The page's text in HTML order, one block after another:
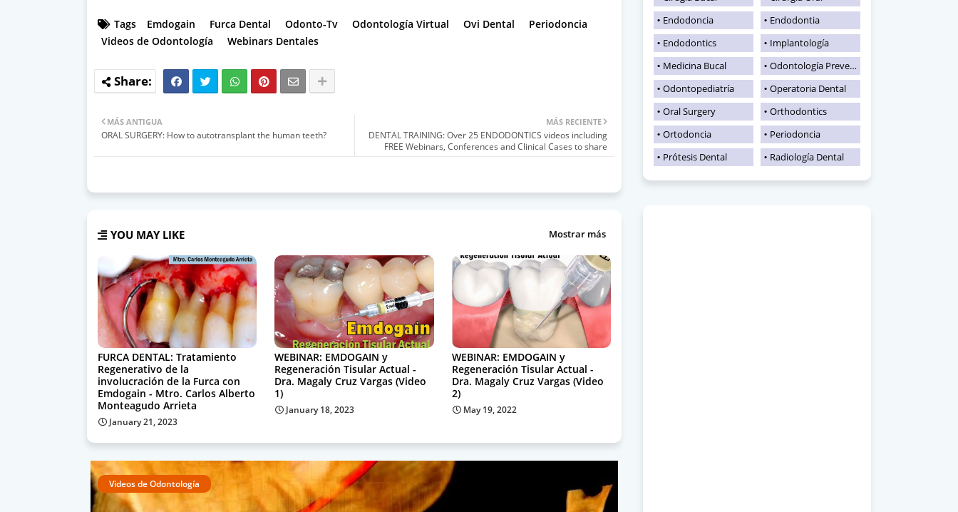
Tags Emdogain Furca Dental Odonto-Tv Odontología Virtual Ovi Dental
Periodoncia
Videos de Odontología
Webinars Dentales
MÁS RECIENTE
DENTAL TRAINING: Over 25 ENDODONTICS videos including
FREE Webinars, Conferences and Clinical Cases to share
MÁS ANTIGUA
ORAL SURGERY: How to autotransplant the human teeth?
YOU MAY LIKE Mostrar más
FURCA DENTAL: Tratamiento
Regenerativo de la
involucración de la Furca con
Emdogain - Mtro. Carlos Alberto
Monteagudo Arrieta
January 21, 2023
WEBINAR: EMDOGAIN y
Regeneración Tisular Actual -
Dra. Magaly Cruz Vargas (Video
1)
January 18, 2023
WEBINAR: EMDOGAIN y
Regeneración Tisular Actual -
Dra. Magaly Cruz Vargas (Video
2)
May 19, 2022
Videos de Odontología
Endodoncia
Endodontia
Endodontics
Implantología
Medicina Bucal
Odontología Preventiva
Odontopediatría
Operatoria Dental
Oral Surgery
Orthodontics
Ortodoncia
Periodoncia
Prótesis Dental
Radiología Dental